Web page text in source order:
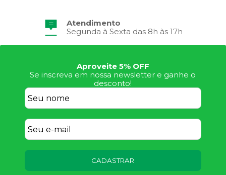
Atendimento
Segunda à Sexta das 8h às 17h
Aproveite 5% OFF
Se inscreva em nossa newsletter e ganhe o
desconto!
CADASTRAR